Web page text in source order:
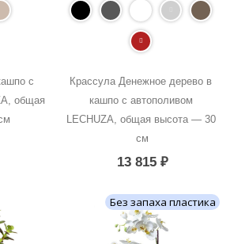
с
общая
Крассула Денежное дерево в
кашпо с автополивом
LECHUZA, общая высота — 30
см
13 815 ₽
Без запаха пластика